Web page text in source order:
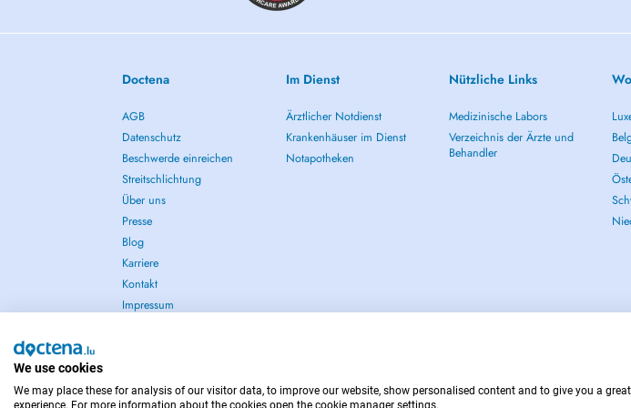
Perrine Holvoet
Doctena
AGB
Datenschutz
Beschwerde einreichen
Streitschlichtung
Über uns
Presse
Blog
Karriere
Kontakt
Impressum
Im Dienst
Ärztlicher Notdienst
Krankenhäuser im Dienst
Notapotheken
Nützliche Links
Medizinische Labors
Verzeichnis der Ärzte und
Behandler
IM NOTFALL WENDEN SIE SICH AN : 112
We use cookies
We may place these for analysis of our visitor data, to improve our website, show personalised content and to give you a
experience. For more information about the cookies open the cookie manager settings.